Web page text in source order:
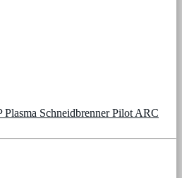
Schneidbrenner Pilot ARC